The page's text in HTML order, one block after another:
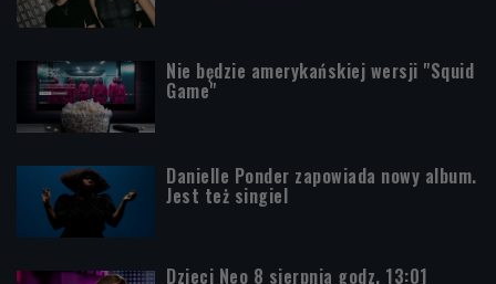
Nie będzie amerykańskiej wersji "Squid
Game"
Danielle Ponder zapowiada nowy album.
Jest też singiel
Dzieci Neo 8 sierpnia godz. 13:01